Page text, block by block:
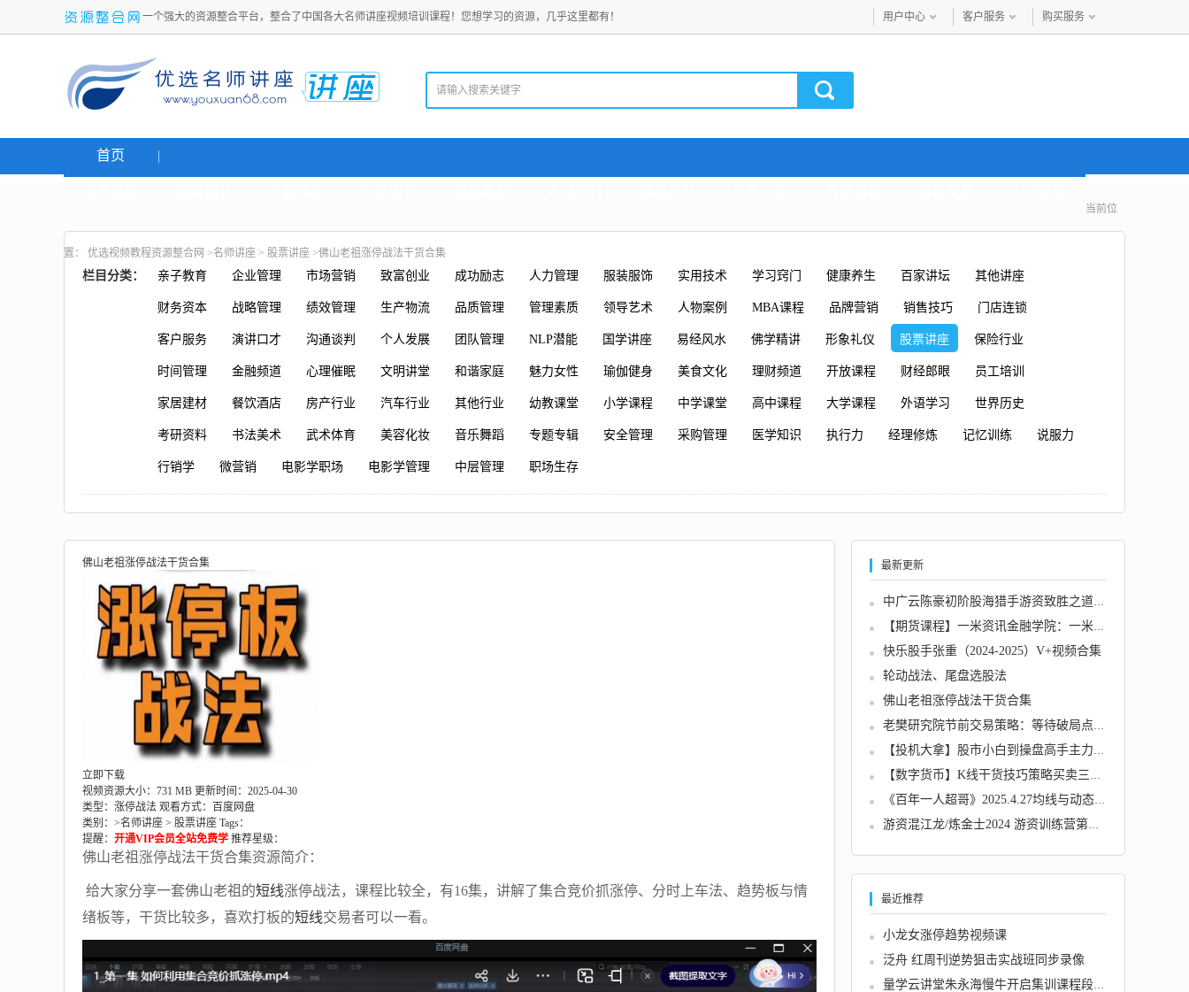
一个强大的资源整合平台，整合了中国各大名师讲座视频培训课程！您想学习的资源，几乎这里都有！ 用户中心 客户服务 购买服务
首页
当前位
置： 优选视频教程资源整合网 >名师讲座 > 股票讲座 >佛山老祖涨停战法干货合集
栏目分类： 亲子教育 企业管理 市场营销 致富创业 成功励志 人力管理 服装服饰 实用技术 学习窍门 健康养生 百家讲坛 其他讲座
财务资本 战略管理 绩效管理 生产物流 品质管理 管理素质 领导艺术 人物案例 MBA课程 品牌营销 销售技巧 门店连锁
客户服务 演讲口才 沟通谈判 个人发展 团队管理 NLP潜能 国学讲座 易经风水 佛学精讲 形象礼仪 股票讲座 保险行业
时间管理 金融频道 心理催眠 文明讲堂 和谐家庭 魅力女性 瑜伽健身 美食文化 理财频道 开放课程 财经郎眼 员工培训
家居建材 餐饮酒店 房产行业 汽车行业 其他行业 幼教课堂 小学课程 中学课堂 高中课程 大学课程 外语学习 世界历史
考研资料 书法美术 武术体育 美容化妆 音乐舞蹈 专题专辑 安全管理 采购管理 医学知识 执行力 经理修炼 记忆训练 说服力
行销学 微营销 电影学职场 电影学管理 中层管理 职场生存
佛山老祖涨停战法干货合集
立即下载
视频资源大小：731 MB 更新时间：2025-04-30
类型：涨停战法 观看方式：百度网盘
类别：>名师讲座 > 股票讲座 Tags：
提醒： 开通VIP会员全站免费学 推荐星级：
佛山老祖涨停战法干货合集资源简介：
给大家分享一套佛山老祖的短线涨停战法，课程比较全，有16集，讲解了集合竞价抓涨停、分时上车法、趋势板与情
绪板等，干货比较多，喜欢打板的短线交易者可以一看。
最新更新
中广云陈豪初阶股海猎手游资致胜之道操盘盛典...
【期货课程】一米资讯金融学院：一米先生只讲...
快乐股手张重（2024-2025）V+视频合集
轮动战法、尾盘选股法
佛山老祖涨停战法干货合集
老樊研究院节前交易策略：等待破局点20250427...
【投机大拿】股市小白到操盘高手主力思维训练...
【数字货币】K线干货技巧策略买卖三口诀系列课...
《百年一人超哥》2025.4.27均线与动态百分比 ...
游资混江龙/炼金士2024 游资训练营第六期 龙哥...
最近推荐
小龙女涨停趋势视频课
泛舟 红周刊逆势狙击实战班同步录像
量学云讲堂朱永海慢牛开启集训课程段位课第五...